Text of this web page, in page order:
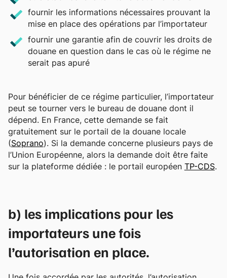
fournir les informations nécessaires prouvant la
mise en place des opérations par l’importateur
fournir une garantie afin de couvrir les droits de
douane en question dans le cas où le régime ne
serait pas apuré
Pour bénéficier de ce régime particulier, l’importateur
peut se tourner vers le bureau de douane dont il
dépend. En France, cette demande se fait
gratuitement sur le portail de la douane locale
(Soprano). Si la demande concerne plusieurs pays de
l’Union Européenne, alors la demande doit être faite
sur la plateforme dédiée : le portail européen TP-CDS.
b) les implications pour les
importateurs une fois
l’autorisation en place.